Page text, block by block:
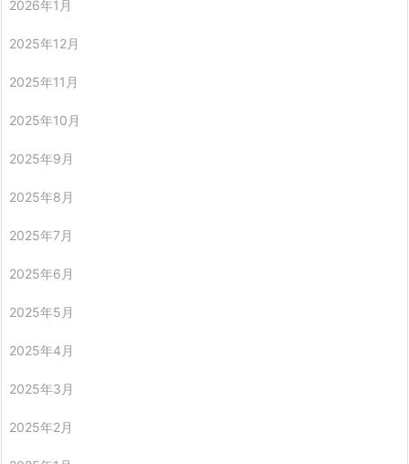
2026年1月
2025年12月
2025年11月
2025年10月
2025年9月
2025年8月
2025年7月
2025年6月
2025年5月
2025年4月
2025年3月
2025年2月